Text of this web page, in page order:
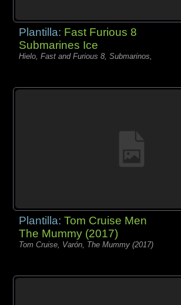
Plantilla: Fast Furious 8
Submarines Ice
Hielo, Fast and Furious 8, Submarinos,
Plantilla:Tom Cruise Men
The Mummy (2017)
Tom Cruise, Varón, The Mummy (2017)